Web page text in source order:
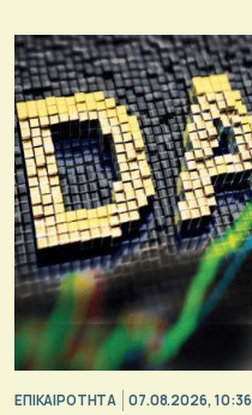
ΕΠΙΚΑΙΡΟΤΗΤΑ 07.08.2026, 10:36